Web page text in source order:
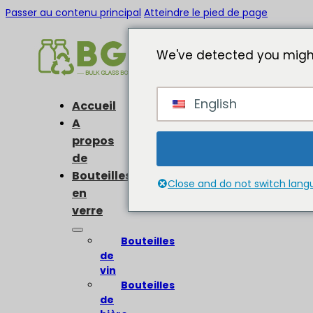
Passer au contenu principal Atteindre le pied de page
Accueil
A
propos
de
Bouteilles
en
verre
Bouteilles
de
vin
Bouteilles
de
We've detected you
English
Close and do not switch